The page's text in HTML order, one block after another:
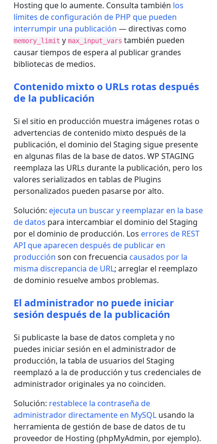
Hosting que lo aumente. Consulta también los
límites de configuración de PHP que pueden
interrumpir una publicación — directivas como
memory_limit y max_input_vars también pueden
causar tiempos de espera al publicar grandes
bibliotecas de medios.
Contenido mixto o URLs rotas después
de la publicación
Si el sitio en producción muestra imágenes rotas o
advertencias de contenido mixto después de la
publicación, el dominio del Staging sigue presente
en algunas filas de la base de datos. WP STAGING
reemplaza las URLs durante la publicación, pero los
valores serializados en tablas de Plugins
personalizados pueden pasarse por alto.
Solución: ejecuta un buscar y reemplazar en la base
de datos para intercambiar el dominio del Staging
por el dominio de producción. Los errores de REST
API que aparecen después de publicar en
producción son con frecuencia causados por la
misma discrepancia de URL; arreglar el reemplazo
de dominio resuelve ambos problemas.
El administrador no puede iniciar
sesión después de la publicación
Si publicaste la base de datos completa y no
puedes iniciar sesión en el administrador de
producción, la tabla de usuarios del Staging
reemplazó a la de producción y tus credenciales de
administrador originales ya no coinciden.
Solución: restablece la contraseña de
administrador directamente en MySQL usando la
herramienta de gestión de base de datos de tu
proveedor de Hosting (phpMyAdmin, por ejemplo).